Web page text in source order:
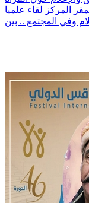
6 أوت الجاري بمقر المركز لقاء علميا